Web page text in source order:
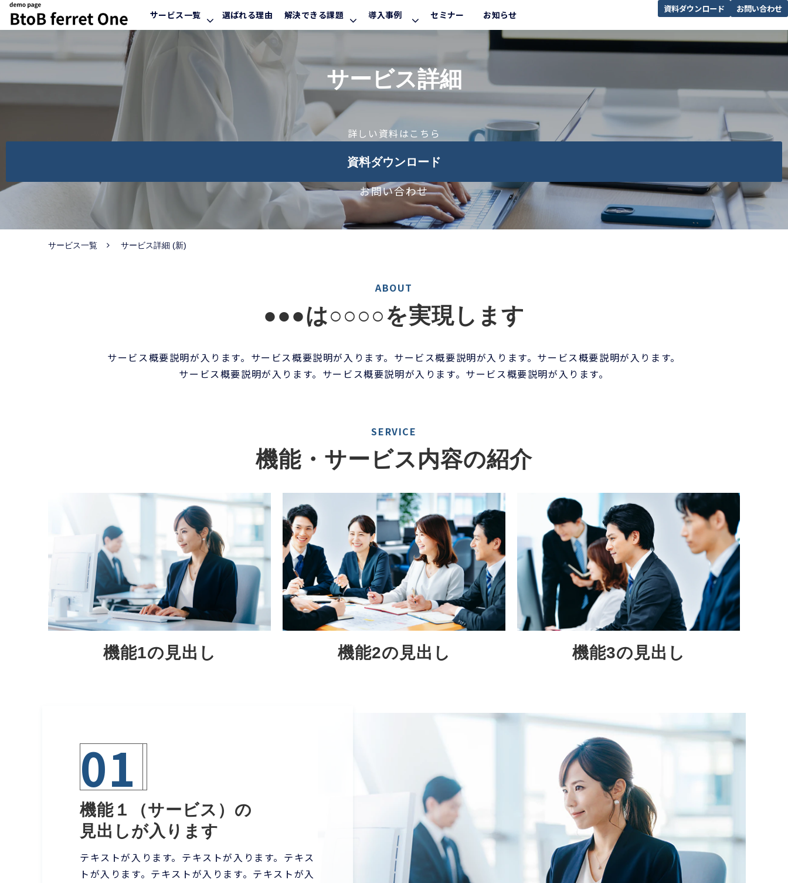
サービス一覧 選ばれる理由 解決できる課題 導入事例 セミナー お知らせ
資料ダウンロード お問い合わせ
サービス詳細
詳しい資料はこちら
資料ダウンロード
お問い合わせ
サービス一覧 サービス詳細 (新)
ABOUT
●●●は○○○○を実現します
サービス概要説明が入ります。サービス概要説明が入ります。サービス概要説明が入ります。サービス概要説明が入ります。
サービス概要説明が入ります。サービス概要説明が入ります。サービス概要説明が入ります。
SERVICE
機能・サービス内容の紹介
機能1の見出し 機能2の見出し 機能3の見出し
01
機能１（サービス）の
見出しが入ります
テキストが入ります。テキストが入ります。テキス
トが入ります。テキストが入ります。テキストが入